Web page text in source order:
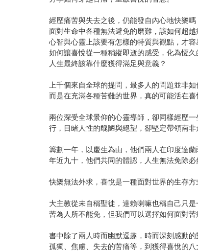
經歷痛苦與失去之後，仍能發自內心地快樂嗎
面對生命中各種無法避免的磨難，該如何超越
心智與心靈上該要有怎樣的特質與觀點，才容
如何讓喜悅從一種稍縱即逝的感受，化為恆久
人生最終該靠什麼獲得滿足與意義？
上千個來自全球的提問，最多人的問題並非如
而是在充滿各種苦難的世界，真的可能活在喜
兩位深受全球景仰的心靈導師，卻同樣經歷
行，目睹人性的醜陋與絕望，卻堅定帶領南非
籌劃一年，以慶生為由，他們兩人在印度達
年近九十，他們共同的體認，人生無法免除
快樂無法外求，喜悅是一種面對世界的生存方
大主教從未自稱聖徒，達賴喇嘛也稱自己只
苦為人所不能免，但我們可以選擇如何面對
書中除了兩人時而幽默逗趣，時而深刻感動
孤獨、焦慮、失去的苦痛等，到獲得喜悅的